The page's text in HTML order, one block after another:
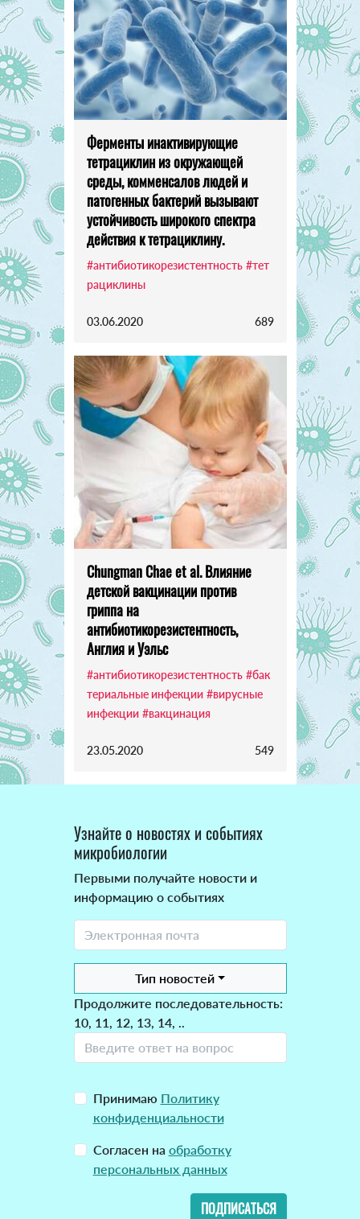
Ферменты инактивирующие
тетрациклин из окружающей
среды, комменсалов людей и
патогенных бактерий вызывают
устойчивость широкого спектра
действия к тетрациклину.
#антибиотикорезистентность #тет
рациклины
03.06.2020 689
Chungman Chae et al. Влияние
детской вакцинации против
гриппа на
антибиотикорезистентность,
Англия и Уэльс
#антибиотикорезистентность #бак
териальные инфекции #вирусные
инфекции #вакцинация
23.05.2020 549
Узнайте о новостях и событиях
микробиологии
Первыми получайте новости и
информацию о событиях
Тип новостей
Продолжите последовательность:
10, 11, 12, 13, 14, ..
Принимаю Политику
конфиденциальности
Согласен на обработку
персональных данных
ПОДПИСАТЬСЯ